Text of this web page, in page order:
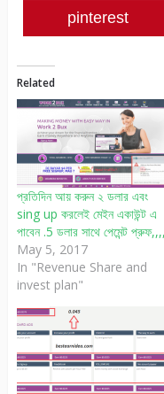
pinterest
Related
প্রতিদিন আয় করুন ২ ডলার এবং
sing up করলেই মেইন একাউন্ট এ
পাবেন .5 ডলার সাথে পেমেন্ট প্রুফ,,,,
May 5, 2017
In "Revenue Share and
invest plan"